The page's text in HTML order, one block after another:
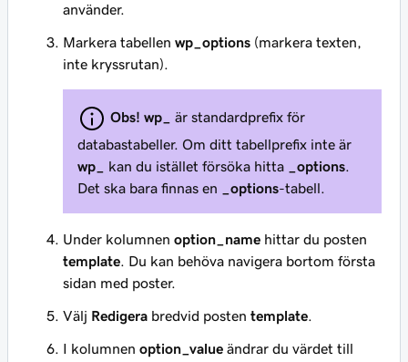
använder.
Markera tabellen wp_options (markera texten,
inte kryssrutan).
Obs! wp_
är standardprefix för
databastabeller. Om ditt tabellprefix inte är
wp_
kan du istället försöka hitta _options
Det ska bara finnas en
_options-tabell.
Under kolumnen option_name hittar du posten
template . Du kan behöva navigera bortom första
sidan med poster.
Välj Redigera bredvid posten template
I kolumnen option_value ändrar du värdet till